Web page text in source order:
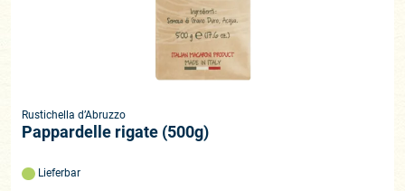
Rustichella d’Abruzzo
Pappardelle rigate (500g)
Lieferbar